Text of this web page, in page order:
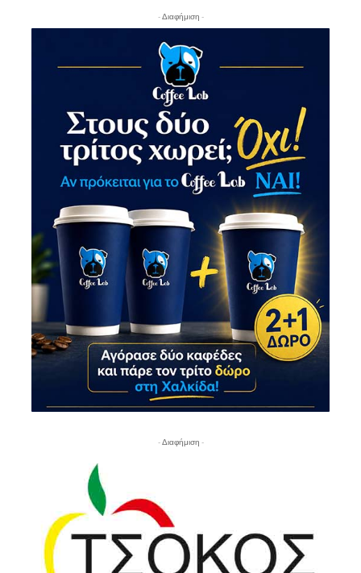
- Διαφήμιση -
- Διαφήμιση -